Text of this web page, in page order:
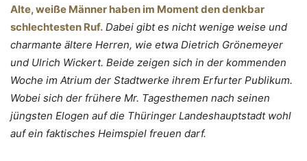
Alte, weiße Männer haben im Moment den denkbar
schlechtesten Ruf. Dabei gibt es nicht wenige weise und
charmante ältere Herren, wie etwa Dietrich Grönemeyer
und Ulrich Wickert. Beide zeigen sich in der kommenden
Woche im Atrium der Stadtwerke ihrem Erfurter Publikum.
Wobei sich der frühere Mr. Tagesthemen nach seinen
jüngsten Elogen auf die Thüringer Landeshauptstadt wohl
auf ein faktisches Heimspiel freuen darf.